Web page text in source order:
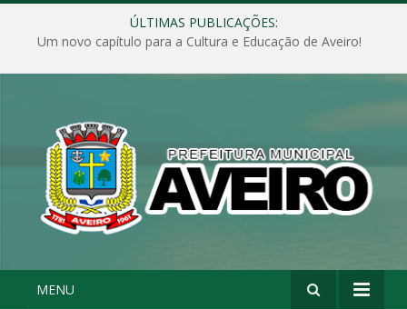
ÚLTIMAS PUBLICAÇÕES:
Um novo capítulo para a Cultura e Educação de Aveiro!
MENU